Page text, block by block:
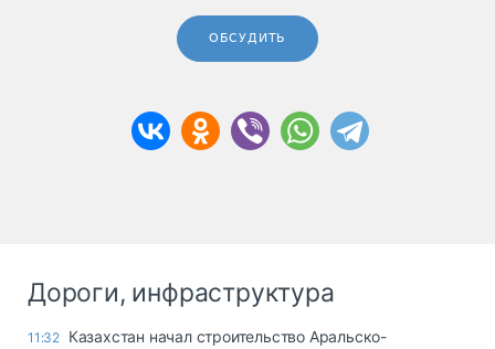
ОБСУДИТЬ
Дороги, инфраструктура
11:32 Казахстан начал строительство Аральско-